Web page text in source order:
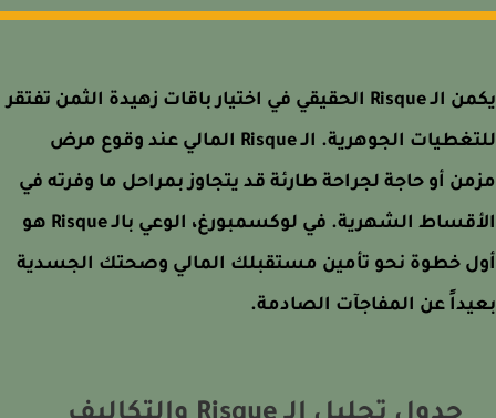
يكمن الـ Risque الحقيقي في اختيار باقات زهيدة الثمن تفتقر
للتغطيات الجوهرية. الـ Risque المالي عند وقوع مرض
أو حاجة لجراحة طارئة قد يتجاوز بمراحل ما وفرته في
الأقساط الشهرية. في لوكسمبورغ، الوعي بالـ Risque هو
خطوة نحو تأمين مستقبلك المالي وصحتك الجسدية
عن المفاجآت الصادمة.